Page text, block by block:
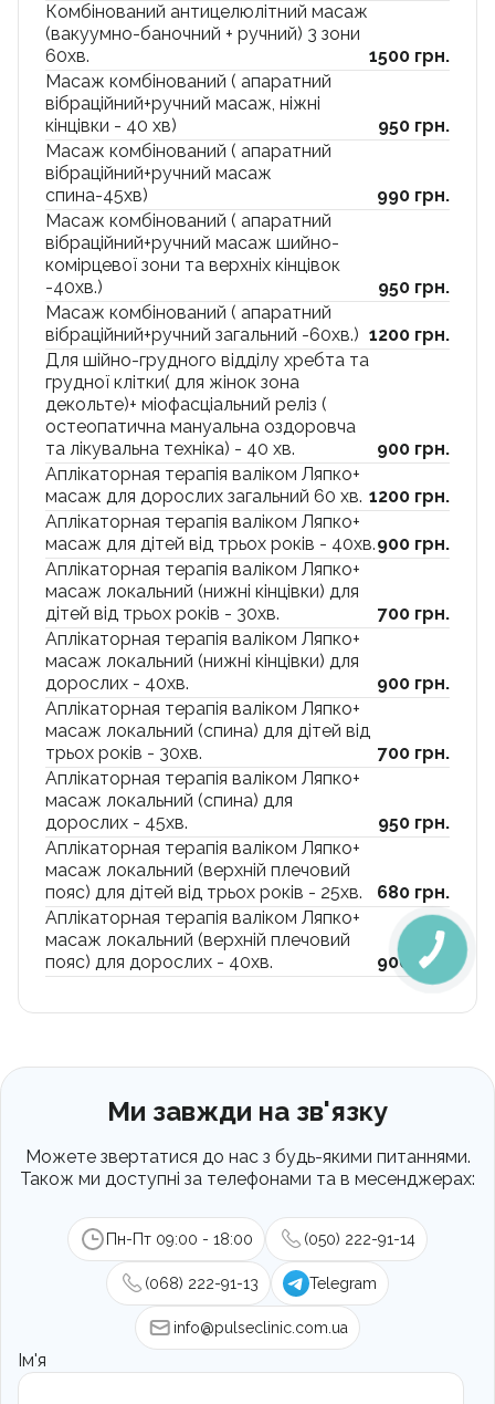
Комбінований антицелюлітний масаж
(вакуумно-баночний + ручний) 3 зони
60хв.
1500 грн.
Масаж комбінований ( апаратний
вібраційний+ручний масаж, ніжні
кінцівки - 40 хв)
950 грн.
Масаж комбінований ( апаратний
вібраційний+ручний масаж
спина-45хв)
990 грн.
Масаж комбінований ( апаратний
вібраційний+ручний масаж шийно-
комірцевої зони та верхніх кінцівок
-40хв.)
950 грн.
Масаж комбінований ( апаратний
вібраційний+ручний загальний -60хв.) 1200 грн.
Для шійно-грудного відділу хребта та
грудної клітки( для жінок зона
декольте)+ міофасціальний реліз (
остеопатична мануальна оздоровча
та лікувальна техніка) - 40 хв.
900 грн.
Аплікаторная терапія валіком Ляпко+
масаж для дорослих загальний 60 хв. 1200 грн.
Аплікаторная терапія валіком Ляпко+
масаж для дітей від трьох років - 40хв.900 грн.
Аплікаторная терапія валіком Ляпко+
масаж локальний (нижні кінцівки) для
дітей від трьох років - 30хв.
700 грн.
Аплікаторная терапія валіком Ляпко+
масаж локальний (нижні кінцівки) для
дорослих - 40хв.
900 грн.
Аплікаторная терапія валіком Ляпко+
масаж локальний (спина) для дітей від
трьох років - 30хв.
700 грн.
Аплікаторная терапія валіком Ляпко+
масаж локальний (спина) для
дорослих - 45хв.
950 грн.
Аплікаторная терапія валіком Ляпко+
масаж локальний (верхній плечовий
пояс) для дітей від трьох років - 25хв.
680 грн.
Аплікаторная терапія валіком Ляпко+
масаж локальний (верхній плечовий
пояс) для дорослих - 40хв.
900 грн.
Ми завжди на зв'язку
Можете звертатися до нас з будь-якими питаннями.
Також ми доступні за телефонами та в месенджерах:
(050) 222-91-14
(068) 222-91-13
Пн-Пт 09:00 - 18:00
info@pulseclinic.com.ua
Telegram
Ім'я